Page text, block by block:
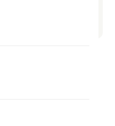
wird erklärt, was
Zustandsänderung
wenn sein